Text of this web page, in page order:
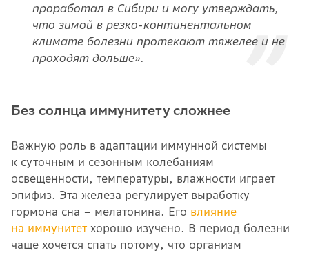
проработал в Сибири и могу утверждать,
что зимой в резко-континентальном
климате болезни протекают тяжелее и не
проходят дольше».
Без солнца иммунитету сложнее
Важную роль в адаптации иммунной системы
к суточным и сезонным колебаниям
освещенности, температуры, влажности играет
эпифиз. Эта железа регулирует выработку
гормона сна – мелатонина. Его влияние
на иммунитет хорошо изучено. В период болезни
чаще хочется спать потому, что организм